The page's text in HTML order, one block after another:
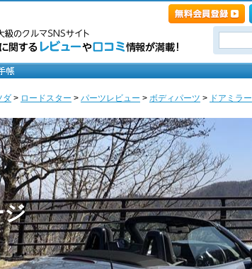
ダ > ロードスター > パーツレビュー > ボディパーツ > ドアミラー